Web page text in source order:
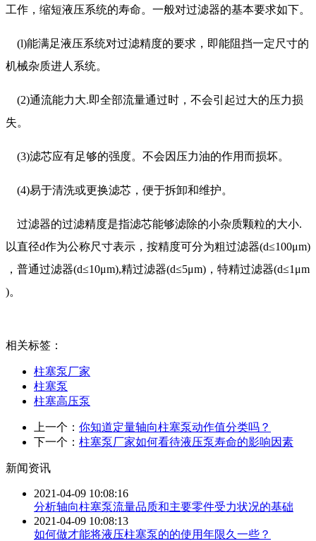
工作，缩短液压系统的寿命。一般对过滤器的基本要求如下。
(l)能满足液压系统对过滤精度的要求，即能阻挡一定尺寸的
机械杂质进人系统。
(2)通流能力大.即全部流量通过时，不会引起过大的压力损
失。
(3)滤芯应有足够的强度。不会因压力油的作用而损坏。
(4)易于清洗或更换滤芯，便于拆卸和维护。
过滤器的过滤精度是指滤芯能够滤除的小杂质颗粒的大小.
以直径d作为公称尺寸表示，按精度可分为粗过滤器(d≤100μm)
，普通过滤器(d≤10μm),精过滤器(d≤5μm)，特精过滤器(d≤1μm
)。
相关标签：
柱塞泵厂家
柱塞泵
柱塞高压泵
上一个： 你知道定量轴向柱塞泵动作值分类吗？
下一个： 柱塞泵厂家如何看待液压泵寿命的影响因素
新闻资讯
2021-04-09 10:08:16
分析轴向柱塞泵流量品质和主要零件受力状况的基础
2021-04-09 10:08:13
如何做才能将液压柱塞泵的的使用年限久一些？